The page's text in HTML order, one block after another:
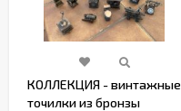
КОЛЛЕКЦИЯ - винтажные
точилки из бронзы